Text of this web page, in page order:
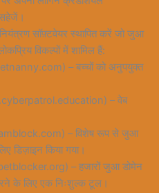
सहेजें।
सॉफ़्टवेयर स्थापित करें जो जुआ
विकल्पों में शामिल हैं:
– बच्चों को अनुपयुक्त
– वेब
– विशेष रूप से जुआ
डिज़ाइन किया गया।
– हजारों जुआ डोमेन
के लिए एक निःशुल्क टूल।